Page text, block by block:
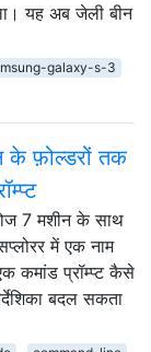
यह अब जेली बीन
galaxy-s-3
के फ़ोल्डरों तक
7 मशीन के साथ
में एक नाम
कमांड प्रॉम्प्ट कैसे
बदल सकता